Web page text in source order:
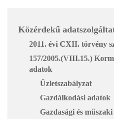
Közérdekű
2011. évi CXII. törvény
157/2005.(VIII.15.)
adatok
Üzletszabályzat
Gazdálkodási adatok
Gazdasági és